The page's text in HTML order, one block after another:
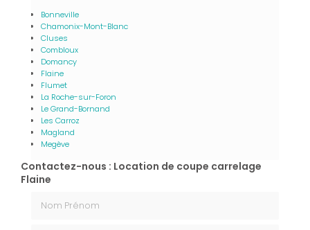
Bonneville
Chamonix-Mont-Blanc
Cluses
Combloux
Domancy
Flaine
Flumet
La Roche-sur-Foron
Le Grand-Bornand
Les Carroz
Magland
Megève
Contactez-nous : Location de coupe carrelage
Flaine